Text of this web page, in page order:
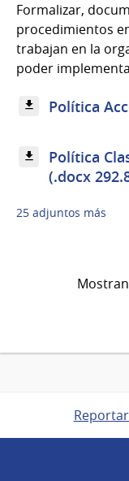
Formalizar,
procedimientos
trabajan en la
poder
Política
Política
(.docx
25 adjuntos más